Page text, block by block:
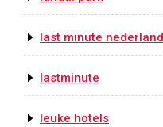
last minute nederland
lastminute
leuke hotels